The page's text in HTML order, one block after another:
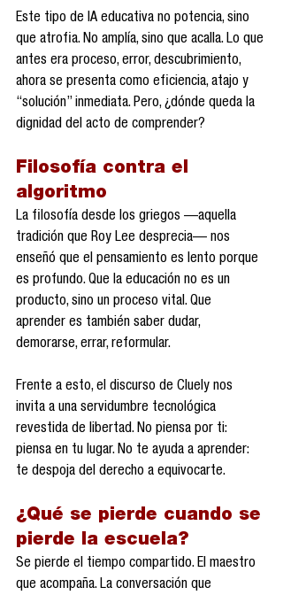
Este tipo de IA educativa no potencia, sino
que atrofia. No amplía, sino que acalla. Lo que
antes era proceso, error, descubrimiento,
ahora se presenta como eficiencia, atajo y
“solución” inmediata. Pero, ¿dónde queda la
dignidad del acto de comprender?
Filosofía contra el
algoritmo
La filosofía desde los griegos —aquella
tradición que Roy Lee desprecia— nos
enseñó que el pensamiento es lento porque
es profundo. Que la educación no es un
producto, sino un proceso vital. Que
aprender es también saber dudar,
demorarse, errar, reformular.
Frente a esto, el discurso de Cluely nos
invita a una servidumbre tecnológica
revestida de libertad. No piensa por ti:
piensa en tu lugar. No te ayuda a aprender:
te despoja del derecho a equivocarte.
¿Qué se pierde cuando se
pierde la escuela?
Se pierde el tiempo compartido. El maestro
que acompaña. La conversación que